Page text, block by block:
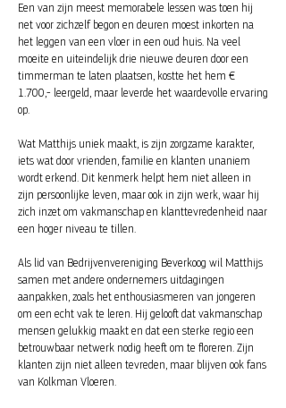
Een van zijn meest memorabele lessen was toen hij
net voor zichzelf begon en deuren moest inkorten na
het leggen van een vloer in een oud huis. Na veel
moeite en uiteindelijk drie nieuwe deuren door een
timmerman te laten plaatsen, kostte het hem €
1.700,- leergeld, maar leverde het waardevolle ervaring
op.
Wat Matthijs uniek maakt, is zijn zorgzame karakter,
iets wat door vrienden, familie en klanten unaniem
wordt erkend. Dit kenmerk helpt hem niet alleen in
zijn persoonlijke leven, maar ook in zijn werk, waar hij
zich inzet om vakmanschap en klanttevredenheid naar
een hoger niveau te tillen.
Als lid van Bedrijvenvereniging Beverkoog wil Matthijs
samen met andere ondernemers uitdagingen
aanpakken, zoals het enthousiasmeren van jongeren
om een echt vak te leren. Hij gelooft dat vakmanschap
mensen gelukkig maakt en dat een sterke regio een
betrouwbaar netwerk nodig heeft om te floreren. Zijn
klanten zijn niet alleen tevreden, maar blijven ook fans
van Kolkman Vloeren.